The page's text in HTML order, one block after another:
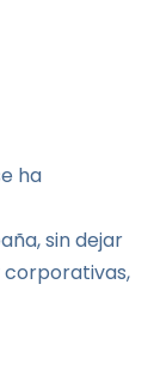
ha
sin dejar
corporativas,